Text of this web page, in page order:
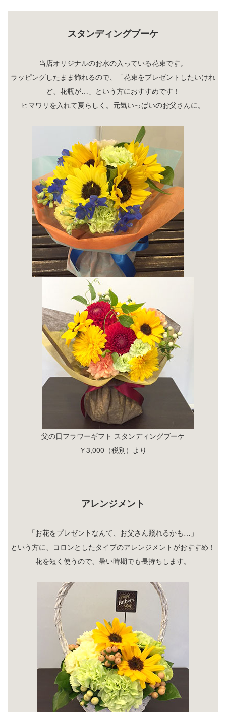
スタンディングブーケ
当店オリジナルのお水の入っている花束です。
ラッピングしたまま飾れるので、「花束をプレゼントしたいけれ
ど、花瓶が…」という方におすすめです！
ヒマワリを入れて夏らしく。元気いっぱいのお父さんに。
父の日フラワーギフト スタンディングブーケ
￥3,000 （税別）より
アレンジメント
「お花をプレゼントなんて、お父さん照れるかも…」
という方に、コロンとしたタイプのアレンジメントがおすすめ！
花を短く使うので、暑い時期でも長持ちします。